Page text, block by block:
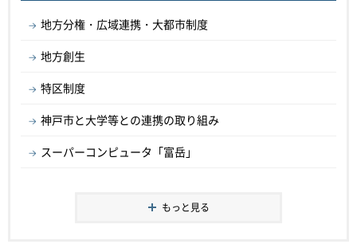
地方分権・広域連携・大都市制度
地方創生
特区制度
神戸市と大学等との連携の取り組み
スーパーコンピュータ「富岳」
もっと見る